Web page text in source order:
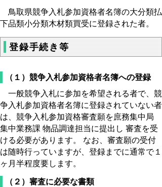
鳥取県競争入札参加資格者名簿の大分類払
下品類小分類木材類買受に登録された者。
登録手続き等
（１）競争入札参加資格者名簿への登録
一般競争入札に参加を希望される者で、競
争入札参加資格者名簿に登録されていない者
は、競争入札参加資格審査願を庶務集中局
集中業務課 物品調達担当に提出し 審査を受
ける必要があります。 なお、審査願の受付
は随時行っていますが、登録までに通常で１
ヶ月半程度要します。
（２）審査に必要な書類